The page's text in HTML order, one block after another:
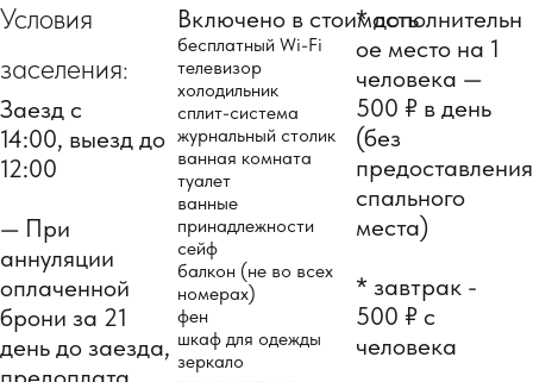
Условия
заселения:
Заезд с
14:00, выезд до
12:00
— При
аннуляции
оплаченной
брони за 21
день до заезда,
Включено в стоимость
бесплатный Wi-Fi
телевизор
холодильник
сплит-система
журнальный столик
ванная комната
туалет
ванные
принадлежности
сейф
балкон (не во всех
номерах)
фен
шкаф для одежды
зеркало
* дополнительн
ое место на 1
человека —
500 ₽ в день
(без
предоставления
спального
места)
* завтрак -
500 ₽ с
человека